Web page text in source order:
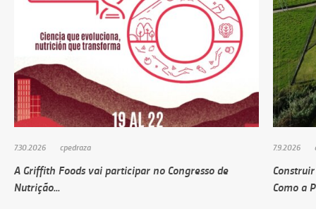
7.30.2026 cpedraza
A Griffith Foods vai participar no Congresso de
Nutrição...
7.9.2026
Como a